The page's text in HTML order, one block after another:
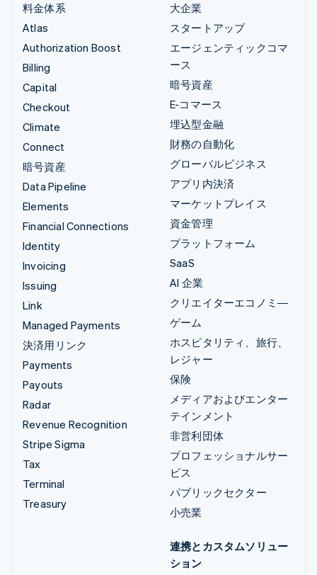
料金体系
Atlas
Authorization Boost
Billing
Capital
Checkout
Climate
Connect
暗号資産
Data Pipeline
Elements
Financial Connections
Identity
Invoicing
Issuing
Link
Managed Payments
決済用リンク
Payments
Payouts
Radar
Revenue Recognition
Stripe Sigma
Tax
Terminal
Treasury
大企業
スタートアップ
エージェンティックコマ
ース
暗号資産
E-コマース
埋込型金融
財務の自動化
グローバルビジネス
アプリ内決済
マーケットプレイス
資金管理
プラットフォーム
SaaS
AI 企業
クリエイターエコノミ―
ゲーム
ホスピタリティ、旅行、
レジャー
保険
メディアおよびエンター
テインメント
非営利団体
プロフェッショナルサー
ビス
パブリックセクター
小売業
連携とカスタムソリュー
ション